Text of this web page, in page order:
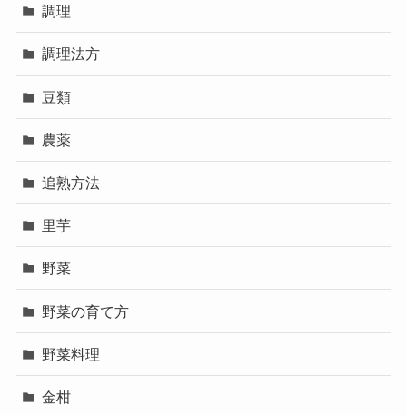
調理
調理法方
豆類
農薬
追熟方法
里芋
野菜
野菜の育て方
野菜料理
金柑